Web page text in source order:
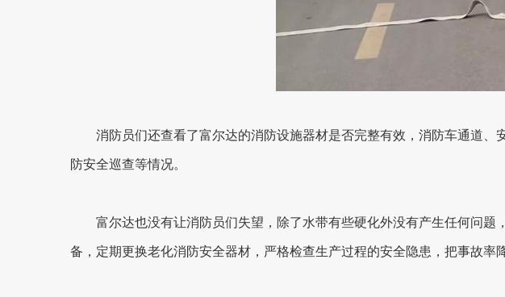
消防员们还查看了富尔达的消防设施器材是否完整有效，消防车通道
防安全巡查等情况。
富尔达也没有让消防员们失望，除了水带有些硬化外没有产生任何问
备，定期更换老化消防安全器材，严格检查生产过程的安全隐患，把事故率降